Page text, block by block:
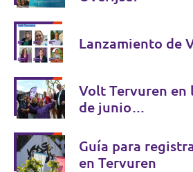
Lanzamiento de
Volt Tervuren en
de junio…
Guía para
en Tervuren